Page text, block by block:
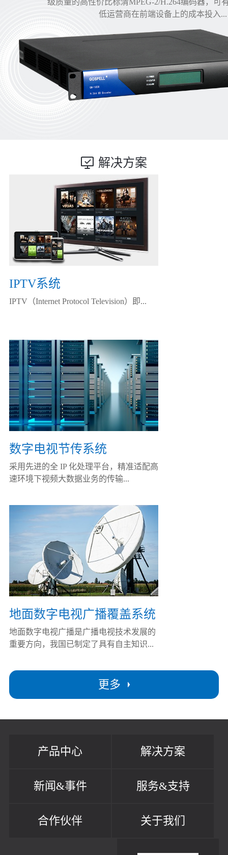
级质量的高性价比标清MPEG-2/H.264编码器，可
低运营商在前端设备上的成本投入...
解决方案
更多
IPTV系统
IPTV（Internet Protocol Television）即...
数字电视节传系统
采用先进的全 IP 化处理平台，精准适配高
速环境下视频大数据业务的传输...
地面数字电视广播覆盖系统
地面数字电视广播是广播电视技术发展的
重要方向，我国已制定了具有自主知识...
产品中心 解决方案
新闻&事件 服务&支持
合作伙伴 关于我们